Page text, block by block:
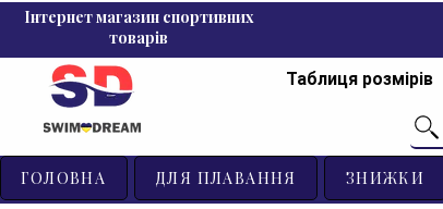
Інтернет магазин спортивних
товарів
Таблиця розмірів
ГОЛОВНА ДЛЯ ПЛАВАННЯ ЗНИЖКИ